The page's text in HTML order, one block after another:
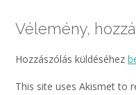
Vélemény,
Hozzászólás küldéséhez
This site uses Akismet to